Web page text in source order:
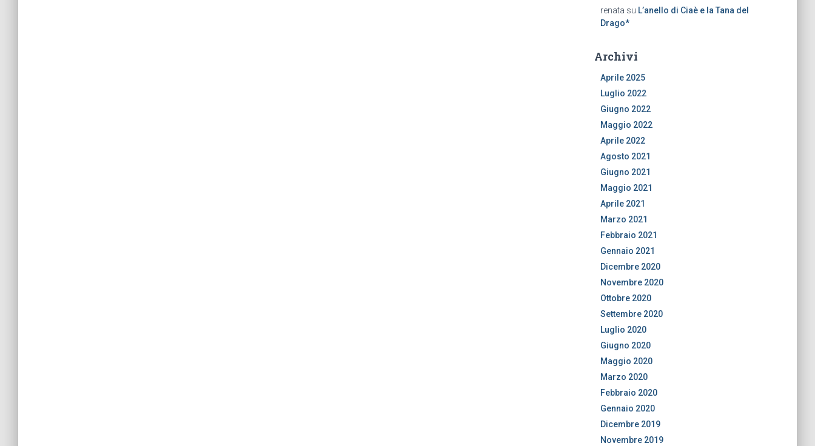
renata su L’anello di Ciaè e la Tana del
Drago*
Archivi
Aprile 2025
Luglio 2022
Giugno 2022
Maggio 2022
Aprile 2022
Agosto 2021
Giugno 2021
Maggio 2021
Aprile 2021
Marzo 2021
Febbraio 2021
Gennaio 2021
Dicembre 2020
Novembre 2020
Ottobre 2020
Settembre 2020
Luglio 2020
Giugno 2020
Maggio 2020
Marzo 2020
Febbraio 2020
Gennaio 2020
Dicembre 2019
Novembre 2019